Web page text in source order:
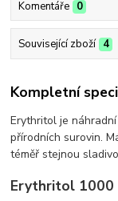
Komentáře 0
Související zboží 4
Kompletní
Erythritol je
přírodních surovin.
téměř stejnou
Erythritol 1000